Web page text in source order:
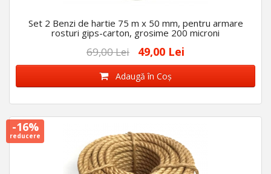
Set 2 Benzi de hartie 75 m x 50 mm, pentru armare
rosturi gips-carton, grosime 200 microni
69,00 Lei 49,00 Lei
Adaugă în Coş
-16%
reducere